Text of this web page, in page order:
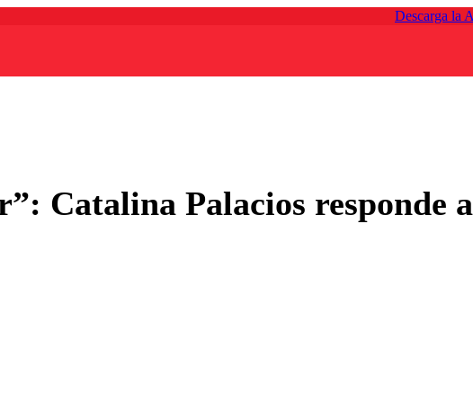
Descarga la
Catalina Palacios responde